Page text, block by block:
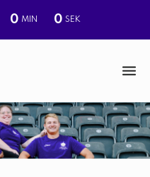
0 MIN 0 SEK
e
n
u